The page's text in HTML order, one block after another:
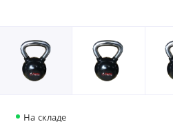
На складе